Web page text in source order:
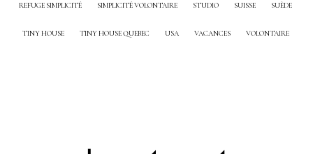
REFUGE SIMPLICITÉ SIMPLICITÉ VOLONTAIRE STUDIO SUISSE SUÈDE
TINY HOUSE TINY HOUSE QUEBEC USA VACANCES VOLONTAIRE